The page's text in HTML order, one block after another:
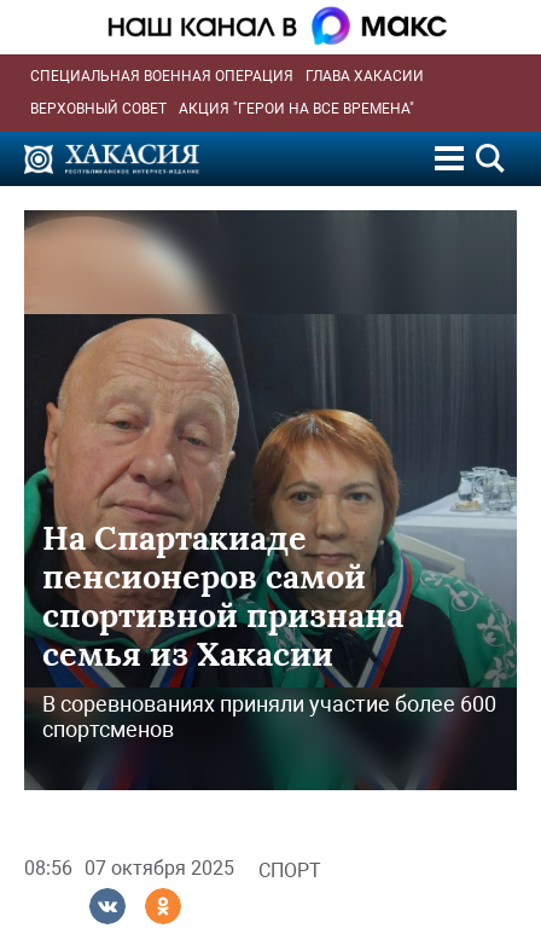
СПЕЦИАЛЬНАЯ ВОЕННАЯ ОПЕРАЦИЯ
ГЛАВА ХАКАСИИ
ВЕРХОВНЫЙ СОВЕТ
АКЦИЯ "ГЕРОИ НА ВСЕ ВРЕМЕНА"
На Спартакиаде
пенсионеров самой
спортивной признана
семья из Хакасии
В соревнованиях приняли участие более 600
спортсменов
08:56 07 октября 2025 СПОРТ